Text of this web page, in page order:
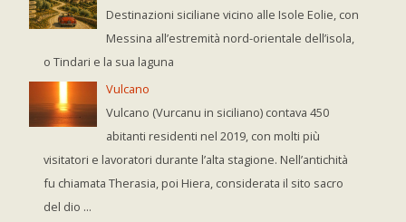
Destinazioni siciliane vicino alle Isole Eolie, con
Messina all’estremità nord-orientale dell’isola,
o Tindari e la sua laguna
Vulcano
Vulcano (Vurcanu in siciliano) contava 450
abitanti residenti nel 2019, con molti più
visitatori e lavoratori durante l’alta stagione. Nell’antichità
fu chiamata Therasia, poi Hiera, considerata il sito sacro
del dio ...